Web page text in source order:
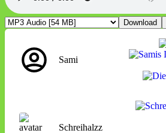
zwischen
hoffen
bangend
Download
Sami
Schreihalzz